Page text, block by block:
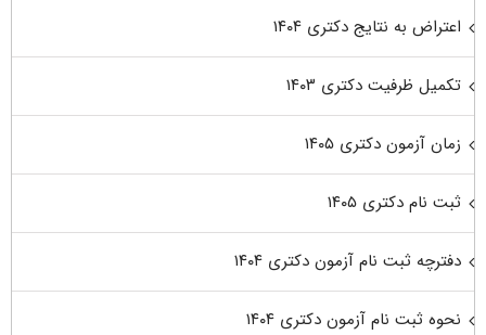
اعتراض به نتایج دکتری ۱۴۰۴
تکمیل ظرفیت دکتری ۱۴۰۳
زمان آزمون دکتری ۱۴۰۵
ثبت نام دکتری ۱۴۰۵
دفترچه ثبت نام آزمون دکتری ۱۴۰۴
نحوه ثبت نام آزمون دکتری ۱۴۰۴